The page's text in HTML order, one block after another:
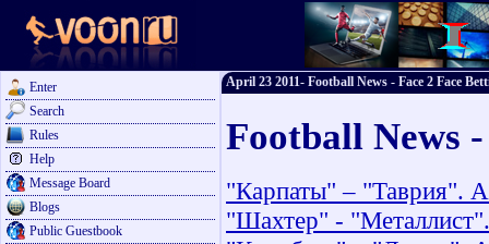
Enter
Search
Rules
Help
Message Board
Blogs
Public Guestbook
April 23 2011- Football News - Face 2 Face
Football News
"Карпаты" – "Таврия".
"Шахтер" -